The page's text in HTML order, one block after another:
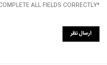
*PLEASE COMPLETE ALL FIELDS CORRECTLY